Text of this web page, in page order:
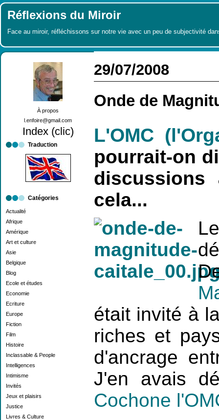
Réflexions du Miroir
Face au miroir, réfléchissons sur notre vie avec un peu de subjectivité
À propos
l.enfoire@gmail.com
Index (clic)
Traduction
Catégories
Actualité
Afrique
Amérique
Art et culture
Asie
Belgique
Blog
Ecole et études
Economie
Ecriture
Europe
Fiction
Film
Histoire
Inclassable & People
Intelligences
Intimisme
Invités
Jeux et plaisirs
Justice
Livres & Culture
29/07/2008
Onde de
L'OMC
pourrait-on
cela...
était invité à
riches et
d'ancrage
J'en avais
Cochone